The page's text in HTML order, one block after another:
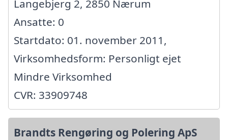
Langebjerg 2, 2850 Nærum
Ansatte: 0
Startdato: 01. november 2011,
Virksomhedsform: Personligt ejet
Mindre Virksomhed
CVR: 33909748
Brandts Rengøring og Polering ApS